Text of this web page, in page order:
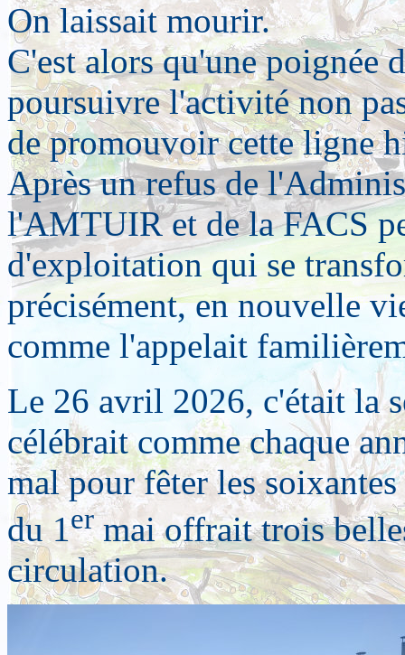
On laissait mourir.
C'est alors qu'une poignée
poursuivre l'activité non
de promouvoir cette ligne
Après un refus de
l'AMTUIR et de la FACS
d'exploitation qui se
précisément, en nouvelle
comme l'appelait
Le 26 avril 2026, c'était la
célébrait comme chaque
mal pour fêter les
du 1ermai offrait trois
circulation.